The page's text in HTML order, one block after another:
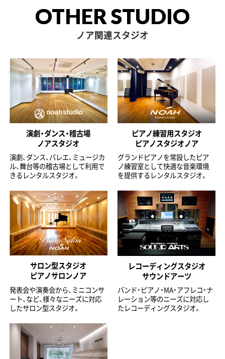
OTHER STUDIO
ノア関連スタジオ
演劇・ダンス・稽古場
ノアスタジオ
演劇、ダンス、バレエ、ミュージカ
ル、舞台等の稽古場として利用で
きるレンタルスタジオ。
ピアノ練習用スタジオ
ピアノスタジオノア
グランドピアノを常設したピア
ノ練習室として快適な音楽環境
を提供するレンタルスタジオ。
サロン型スタジオ
ピアノサロンノア
発表会や演奏会から、ミニコンサ
ート、など、様々なニーズに対応
したサロン型スタジオ。
レコーディングスタジオ
サウンドアーツ
バンド・ピアノ・MA・アフレコ・ナ
レーション等のニーズに対応し
たレコーディングスタジオ。